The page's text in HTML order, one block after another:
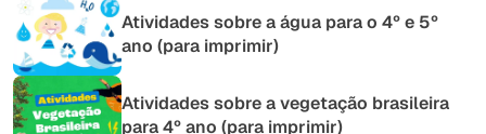
Atividades sobre a água para o 4º e 5º
ano (para imprimir)
Atividades sobre a vegetação brasileira
para 4º ano (para imprimir)